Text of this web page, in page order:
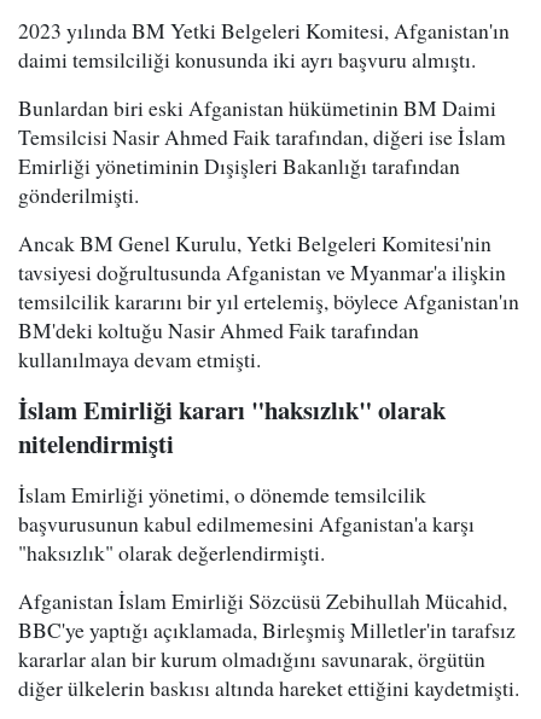
2023 yılında BM Yetki Belgeleri Komitesi, Afganistan'ın
daimi temsilciliği konusunda iki ayrı başvuru almıştı.
Bunlardan biri eski Afganistan hükümetinin BM Daimi
Temsilcisi Nasir Ahmed Faik tarafından, diğeri ise İslam
Emirliği yönetiminin Dışişleri Bakanlığı tarafından
gönderilmişti.
Ancak BM Genel Kurulu, Yetki Belgeleri Komitesi'nin
tavsiyesi doğrultusunda Afganistan ve Myanmar'a ilişkin
temsilcilik kararını bir yıl ertelemiş, böylece Afganistan'ın
BM'deki koltuğu Nasir Ahmed Faik tarafından
kullanılmaya devam etmişti.
İslam Emirliği kararı "haksızlık" olarak
nitelendirmişti
İslam Emirliği yönetimi, o dönemde temsilcilik
başvurusunun kabul edilmemesini Afganistan'a karşı
"haksızlık" olarak değerlendirmişti.
Afganistan İslam Emirliği Sözcüsü Zebihullah Mücahid,
BBC'ye yaptığı açıklamada, Birleşmiş Milletler'in tarafsız
kararlar alan bir kurum olmadığını savunarak, örgütün
diğer ülkelerin baskısı altında hareket ettiğini kaydetmişti.